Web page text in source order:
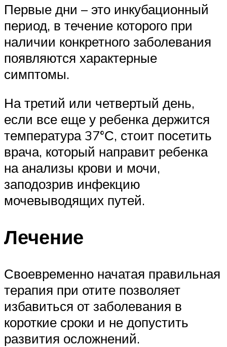
Первые дни – это инкубационный
период, в течение которого при
наличии конкретного заболевания
появляются характерные
симптомы.
На третий или четвертый день,
если все еще у ребенка держится
температура 37°С, стоит посетить
врача, который направит ребенка
на анализы крови и мочи,
заподозрив инфекцию
мочевыводящих путей.
Лечение
Своевременно начатая правильная
терапия при отите позволяет
избавиться от заболевания в
короткие сроки и не допустить
развития осложнений.